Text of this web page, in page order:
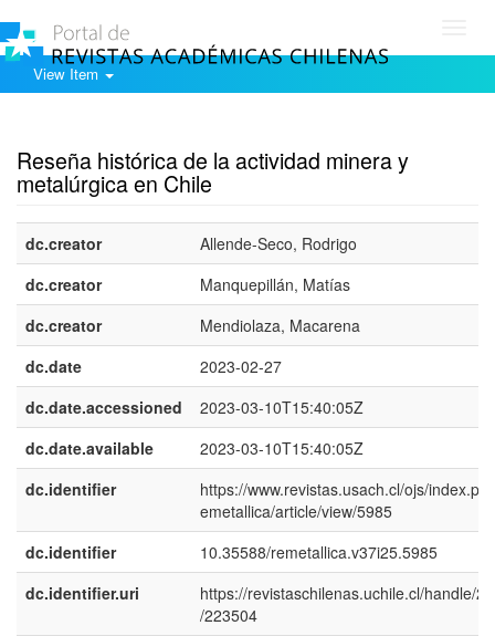
View Item
Reseña histórica de la actividad minera y
metalúrgica en Chile
dc.creator
Allende-Seco, Rodrigo
dc.creator
Manquepillán, Matías
dc.creator
Mendiolaza, Macarena
dc.date
2023-02-27
dc.date.accessioned
2023-03-10T15:40:05Z
dc.date.available
2023-03-10T15:40:05Z
dc.identifier
https://www.revistas.usach.cl/ojs/
emetallica/article/view/5985
dc.identifier
10.35588/remetallica.v37i25.5985
dc.identifier.uri
https://revistaschilenas.uchile.cl/handle/
/223504